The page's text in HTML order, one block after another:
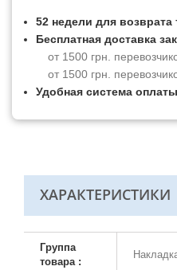
52 недели для возврата
Бесплатная доставка
от 1500 грн.
от 1500 грн.
Удобная система
ХАРАКТЕРИСТИКИ
Группа
товара :